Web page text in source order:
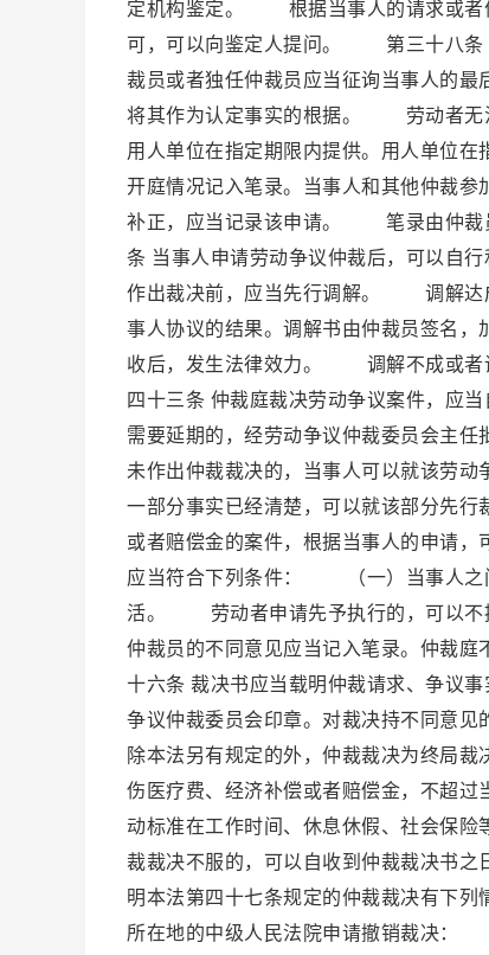
定机构鉴定。 根据当事人的请求或者
可，可以向鉴定人提问。 第三十八条
裁员或者独任仲裁员应当征询当事人的
将其作为认定事实的根据。 劳动者无
用人单位在指定期限内提供。用人单位
开庭情况记入笔录。当事人和其他仲裁
补正，应当记录该申请。 笔录由仲裁
条 当事人申请劳动争议仲裁后，可以
作出裁决前，应当先行调解。 调解达
事人协议的结果。调解书由仲裁员签名
收后，发生法律效力。 调解不成或者
四十三条 仲裁庭裁决劳动争议案件，应
需要延期的，经劳动争议仲裁委员会主
未作出仲裁裁决的，当事人可以就该劳
一部分事实已经清楚，可以就该部分先
或者赔偿金的案件，根据当事人的申请
应当符合下列条件： （一）当事人之
活。 劳动者申请先予执行的，可以不
仲裁员的不同意见应当记入笔录。仲裁
十六条 裁决书应当载明仲裁请求、争议
争议仲裁委员会印章。对裁决持不同意
除本法另有规定的外，仲裁裁决为终局
伤医疗费、经济补偿或者赔偿金，不超
动标准在工作时间、休息休假、社会保
裁裁决不服的，可以自收到仲裁裁决书
明本法第四十七条规定的仲裁裁决有下
所在地的中级人民法院申请撤销裁决